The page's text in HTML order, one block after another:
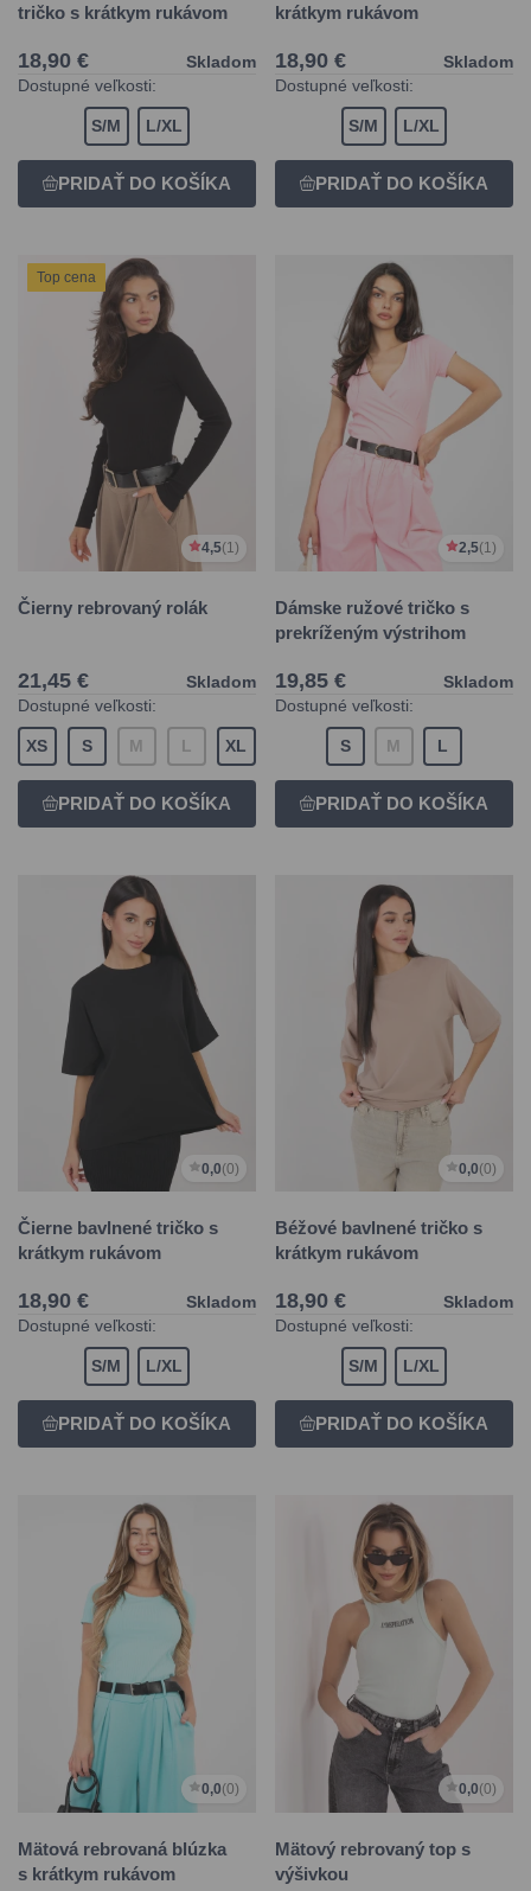
tričko s krátkym rukávom
18,90 €
Skladom
Dostupné veľkosti:
S/M L/XL
krátkym rukávom
18,90 €
Skladom
Dostupné veľkosti:
S/M L/XL
Top cena
4,5(1)
Čierny rebrovaný rolák
21,45 €
Skladom
Dostupné veľkosti:
XS S M L XL
2,5(1)
Dámske ružové tričko s
prekríženým výstrihom
19,85 €
Skladom
Dostupné veľkosti:
S M L
0,0(0)
Čierne bavlnené tričko s
krátkym rukávom
18,90 €
Skladom
Dostupné veľkosti:
S/M L/XL
0,0(0)
Béžové bavlnené tričko s
krátkym rukávom
18,90 €
Skladom
Dostupné veľkosti:
S/M L/XL
0,0(0)
Mätová rebrovaná blúzka
s krátkym rukávom
0,0(0)
Mätový rebrovaný top s
výšivkou